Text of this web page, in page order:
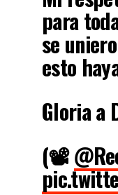
para
se
esto
Gloria a
(📽